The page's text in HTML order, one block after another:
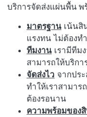
บริการจัดส่งแผ่นพื้น พ
มาตรฐาน เน้นสิ
แรงทน ไม่ต้องท
ทีมงาน เรามีทีม
สามารถให้บริก
จัดส่งไว จากปร
ทำให้เราสามาร
ต้องรอนาน
ความพร้อมของ